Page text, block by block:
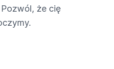
że cię